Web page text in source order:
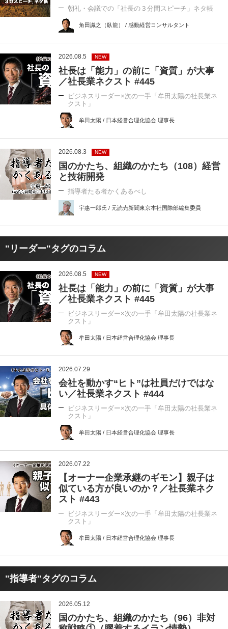
朝礼・会議での「社長の３分間スピーチ」ネタ帳
角田識之（臥龍） / 感動経営コンサルタント
2026.08.5 NEW
社長は「能力」の前に「資質」が大事
／社長業ネクスト #445
ビジネスリーダー×次の一手「牟田太陽の社長業ネ
クスト」
牟田太陽 / 日本経営合理化協会 理事長
2026.08.3 NEW
国のかたち、組織のかたち（108）経営
と技術開発
指導者たる者かくあるべし
宇惠一郎氏 / 元読売新聞東京本社国際部編集委員
"リーダー"タグのコラム
2026.08.5 NEW
社長は「能力」の前に「資質」が大事
／社長業ネクスト #445
ビジネスリーダー×次の一手「牟田太陽の社長業ネ
クスト」
牟田太陽 / 日本経営合理化協会 理事長
2026.07.29
会社を動かす“ヒト”は社員だけではな
い／社長業ネクスト #444
ビジネスリーダー×次の一手「牟田太陽の社長業ネ
クスト」
牟田太陽 / 日本経営合理化協会 理事長
2026.07.22
【オーナー企業承継のギモン】親子は
似ている方が良いのか？／社長業ネク
スト #443
ビジネスリーダー×次の一手「牟田太陽の社長業ネ
クスト」
牟田太陽 / 日本経営合理化協会 理事長
"指導者"タグのコラム
2026.05.12
国のかたち、組織のかたち（96）非対